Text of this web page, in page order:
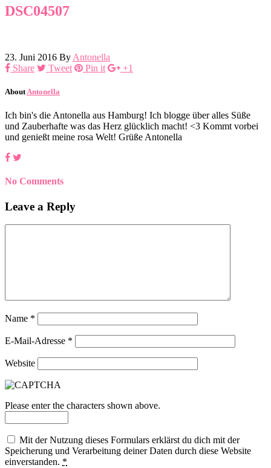
DSC04507
23. Juni 2016 By Antonella
Share
Tweet Pin it +1
About Antonella
Ich bin's die Antonella aus Hamburg! Ich blogge über alles Süße
und Zauberhafte was das Herz glücklich macht! <3 Kommt vorbei
und genießt meine rosa Welt! Grüße Antonella
No Comments
Leave a Reply
Name *
E-Mail-Adresse *
Website
Please enter the characters shown above.
Mit der Nutzung dieses Formulars erklärst du dich mit der
Speicherung und Verarbeitung deiner Daten durch diese Website
einverstanden. *